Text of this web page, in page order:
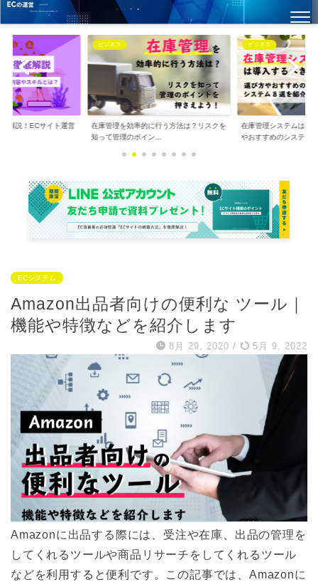
解説！ECサイト運営
ビジネス
在庫管理を効率的に行う方法は？リスクを
知って管理のポイン...
ビジネス
在庫管理システムは導
やおすすめのシステ...
ECシステム
Amazon出品者向けの便利な ツール｜
機能や特徴などを紹介します
8月 29, 2020 / 5月 9, 2022
Amazonに出品する際には、受注や在庫、出品の管理を
してくれるツールや商品リサーチをしてくれるツール
などを利用すると便利です。この記事では、Amazonに